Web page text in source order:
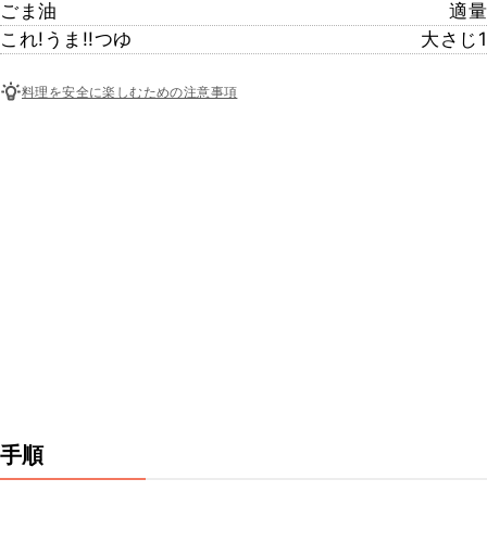
ごま油
適量
これ!うま!!つゆ
大さじ1
料理を安全に楽しむための注意事項
手順